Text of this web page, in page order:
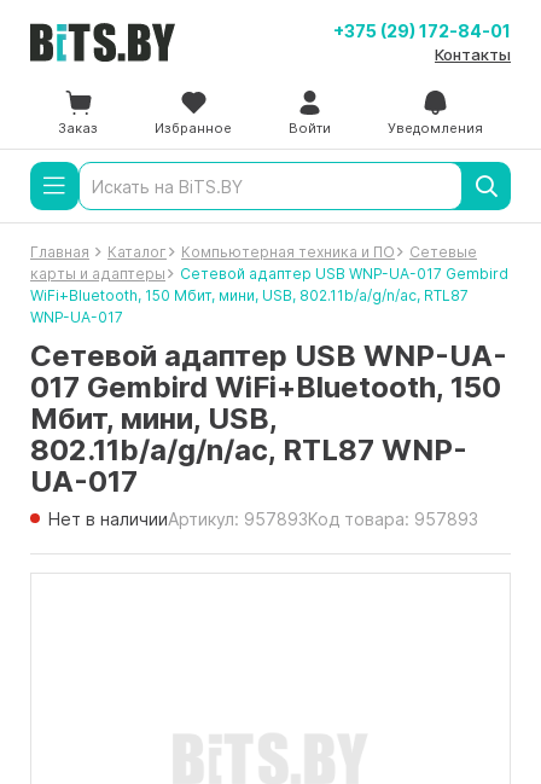
+375 (29) 172-84-01
Контакты
Заказ Избранное Войти Уведомления
Главная Каталог Компьютерная техника и ПО
Сетевые
карты и адаптеры
Сетевой адаптер USB WNP-UA-017 Gembird
WiFi+Bluetooth, 150 Мбит, мини, USB, 802.11b/a/g/n/ac, RTL87
WNP-UA-017
Сетевой адаптер USB WNP-UA-
017 Gembird WiFi+Bluetooth, 150
Мбит, мини, USB,
802.11b/a/g/n/ac, RTL87 WNP-
UA-017
Нет в наличииАртикул: 957893Код товара: 957893